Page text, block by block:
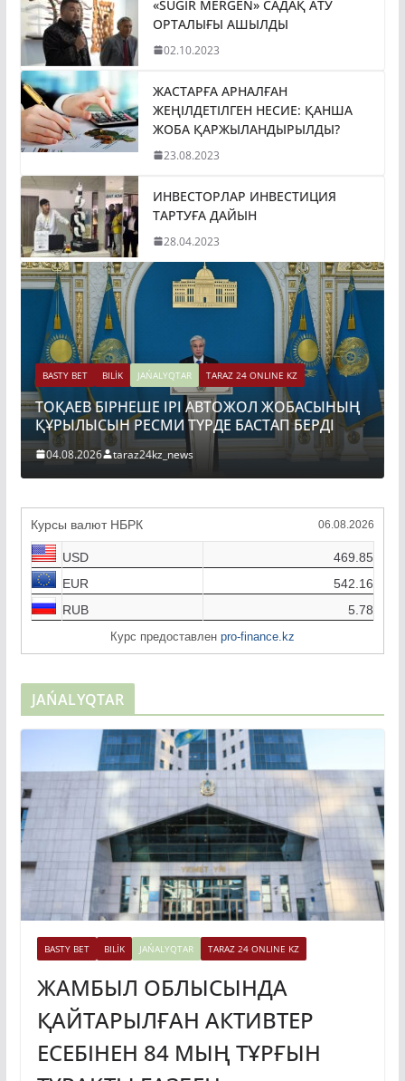
ОРТАЛЫҒЫ АШЫЛДЫ
ЖЕҢІЛДЕТІЛГЕН НЕСИЕ: ҚАНША
ЖОБА ҚАРЖЫЛАНДЫРЫЛДЫ?
23.08.2023
ТАРТУҒА ДАЙЫН
28.04.2023
TARAZ 24 ONLINE KZ
АВТОЖОЛ ЖОБАСЫНЫҢ
БАСТАП БЕРДІ
BILİK JAŃALYQTAR
ҚАЗАҚСТАНДА
ДАМЫТУДЫҢ 2035 ЖЫЛҒА
БЕКІТІЛДІ
31.07.2026 taraz24kz_news
USD
469.85
EUR
542.16
RUB
5.78
BASTY BET BILİK JAŃALYQTAR TARAZ 24 ONLINE KZ
ЖАМБЫЛ ОБЛЫСЫНДА
ҚАЙТАРЫЛҒАН АКТИВТЕР
ЕСЕБІНЕН 84 МЫҢ ТҰРҒЫН
ТҰРАҚТЫ ГАЗБЕН